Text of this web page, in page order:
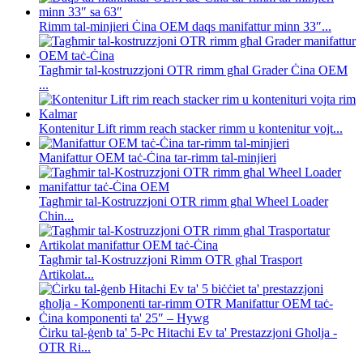
Rimm tal-minjieri Ċina OEM daqs manifattur minn 33″...
Tagħmir tal-kostruzzjoni OTR rimm għal Grader Ċina OEM
...
Kontenitur Lift rimm reach stacker rimm u kontenitur vojt...
Manifattur OEM taċ-Ċina tar-rimm tal-minjieri
Tagħmir tal-Kostruzzjoni OTR rimm għal Wheel Loader
Chin...
Tagħmir tal-Kostruzzjoni Rimm OTR għal Trasport
Artikolat...
Ċirku tal-ġenb ta' 5-Pc Hitachi Ev ta' Prestazzjoni Għolja -
OTR Ri...